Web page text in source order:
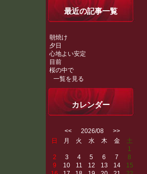
最近の記事一覧
朝焼け
夕日
心地よい安定
目前
桜の中で
一覧を見る
カレンダー
<<2026/08 >>
日
月 火 水 木 金
土
1
2
3 4 5 6 7
8
9
10 11 12 13 14
15